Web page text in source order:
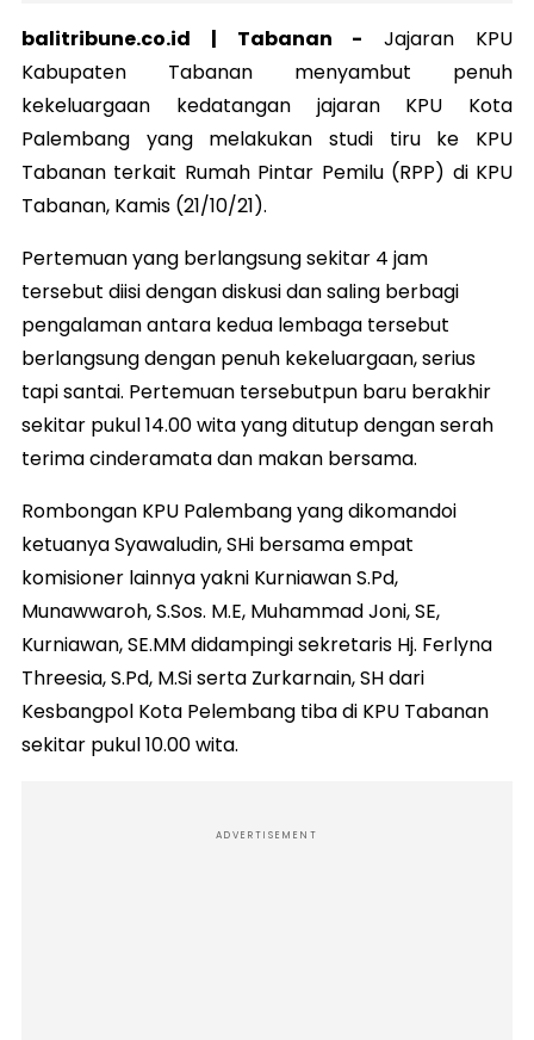
balitribune.co.id | Tabanan - Jajaran KPU
Kabupaten Tabanan menyambut penuh
kekeluargaan kedatangan jajaran KPU Kota
Palembang yang melakukan studi tiru ke KPU
Tabanan terkait Rumah Pintar Pemilu (RPP) di KPU
Tabanan, Kamis (21/10/21).
Pertemuan yang berlangsung sekitar 4 jam
tersebut diisi dengan diskusi dan saling berbagi
pengalaman antara kedua lembaga tersebut
berlangsung dengan penuh kekeluargaan, serius
tapi santai. Pertemuan tersebutpun baru berakhir
sekitar pukul 14.00 wita yang ditutup dengan serah
terima cinderamata dan makan bersama.
Rombongan KPU Palembang yang dikomandoi
ketuanya Syawaludin, SHi bersama empat
komisioner lainnya yakni Kurniawan S.Pd,
Munawwaroh, S.Sos. M.E, Muhammad Joni, SE,
Kurniawan, SE.MM didampingi sekretaris Hj. Ferlyna
Threesia, S.Pd, M.Si serta Zurkarnain, SH dari
Kesbangpol Kota Pelembang tiba di KPU Tabanan
sekitar pukul 10.00 wita.
ADVERTISEMENT